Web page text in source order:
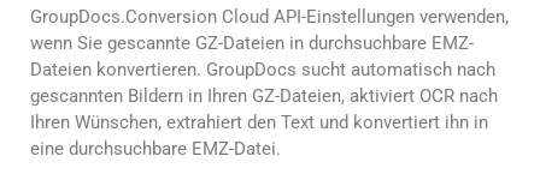
GroupDocs.Conversion Cloud API-Einstellungen verwenden,
wenn Sie gescannte GZ-Dateien in durchsuchbare EMZ-
Dateien konvertieren. GroupDocs sucht automatisch nach
gescannten Bildern in Ihren GZ-Dateien, aktiviert OCR nach
Ihren Wünschen, extrahiert den Text und konvertiert ihn in
eine durchsuchbare EMZ-Datei.